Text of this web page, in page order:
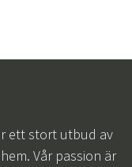
ett stort utbud av
Vår passion är